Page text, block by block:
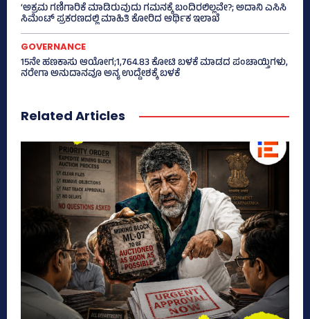
‘ಅಕ್ರಮ ಗಣಿಗಾರಿಕೆ ಮಾಡಿರುವುದು ಗಮನಕ್ಕೆ ಬಂದಿರಲಿಲ್ಲವೇ?; ಅದಾನಿ ಎಸಿಸಿ
ಸಿಮೆಂಟ್ ಪ್ರಕರಣದಲ್ಲಿ ಮಾಹಿತಿ ಕೋರಿದ ಆರ್ಥಿಕ ಇಲಾಖೆ
GOVERNANCE
15ನೇ ಹಣಕಾಸು ಆಯೋಗ;1,764.83 ಕೋಟಿ ಬಳಕೆ ಮಾಡದ ಪಂಚಾಯ್ತಿಗಳು,
ನರೇಗಾ ಅನುದಾನವೂ ಅನ್ಯ ಉದ್ದೇಶಕ್ಕೆ ಬಳಕೆ
Related Articles